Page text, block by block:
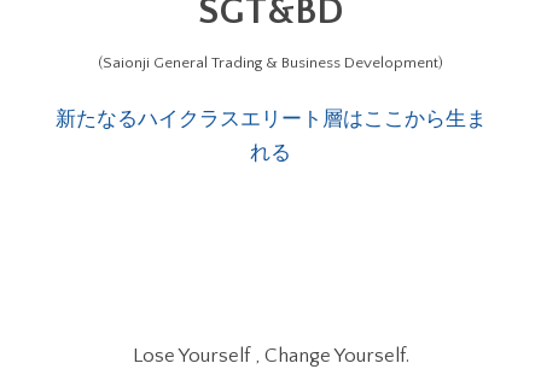
SGT&BD
(Saionji General Trading & Business Development)
新たなるハイクラスエリート層はここから生ま
れる
Lose Yourself , Change Yourself.